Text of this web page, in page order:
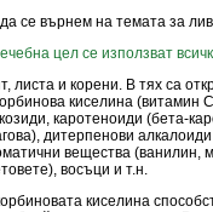
се върнем на темата за
цел се използват
листа и корени. В тях са
киселина
каротеноиди (бета-
дитерпенови
вещества (ванилин,
восъци и т.н.
киселина